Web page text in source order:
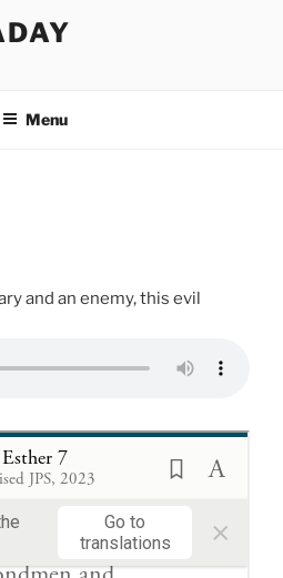
Menu
and an enemy, this evil